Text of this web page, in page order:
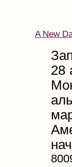
A New
28